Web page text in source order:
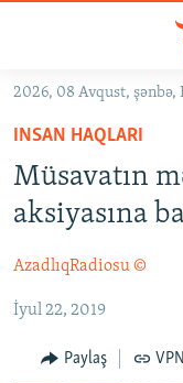
Əsas
qayıt
Əsas
naviqasiyaya
qayıt
Axtarışa
KORRUPSIOMETR
#ƏSLINDƏ
FƏRQƏ BAX
QANUNI DOĞRU
ARAŞDIRMA
2026, 08 Avqust, şənbə,
INSAN HAQLARI
Müsavatın
aksiyasına
AzadlıqRadiosu ©
İyul 22, 2019
Paylaş